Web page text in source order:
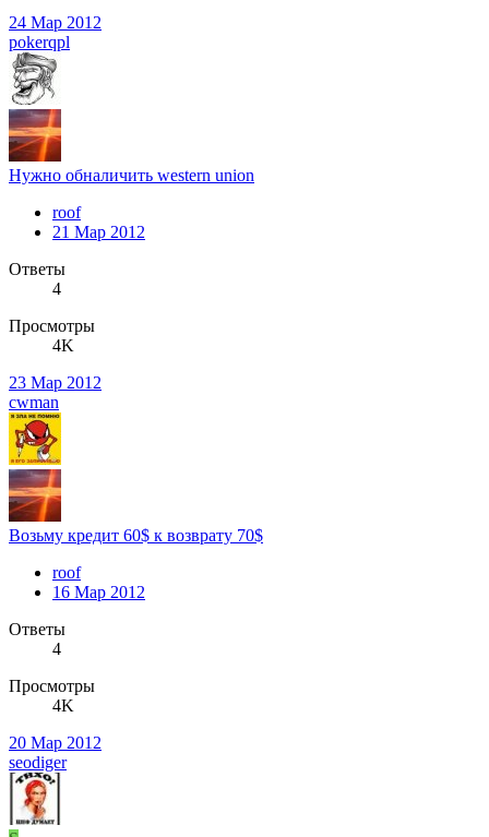
24 Мар 2012
pokerqpl
Нужно обналичить western union
roof
21 Мар 2012
Ответы
4
Просмотры
4K
23 Мар 2012
cwman
Возьму кредит 60$ к возврату 70$
roof
16 Мар 2012
Ответы
4
Просмотры
4K
20 Мар 2012
seodiger